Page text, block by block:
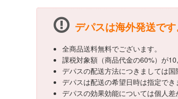
デパスは海外発送です
全商品送料無料でございます。
課税対象額（商品代金の60%）が
デパスの配送方法につきましては国
デパスは配送の希望日時は指定でき
デパスの効果効能については個人